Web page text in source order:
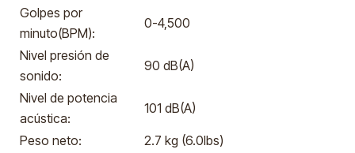
Golpes por
minuto(BPM):
0-4,500
Nivel presión de
sonido:
90 dB(A)
Nivel de potencia
acústica:
101 dB(A)
Peso neto:
2.7 kg (6.0lbs)